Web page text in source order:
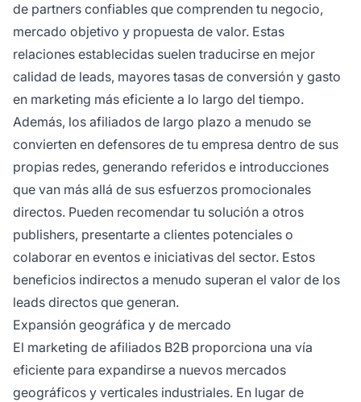
de partners confiables que comprenden tu negocio,
mercado objetivo y propuesta de valor. Estas
relaciones establecidas suelen traducirse en mejor
calidad de leads, mayores tasas de conversión y gasto
en marketing más eficiente a lo largo del tiempo.
Además, los afiliados de largo plazo a menudo se
convierten en defensores de tu empresa dentro de sus
propias redes, generando referidos e introducciones
que van más allá de sus esfuerzos promocionales
directos. Pueden recomendar tu solución a otros
publishers, presentarte a clientes potenciales o
colaborar en eventos e iniciativas del sector. Estos
beneficios indirectos a menudo superan el valor de los
leads directos que generan.
Expansión geográfica y de mercado
El marketing de afiliados B2B proporciona una vía
eficiente para expandirse a nuevos mercados
geográficos y verticales industriales. En lugar de